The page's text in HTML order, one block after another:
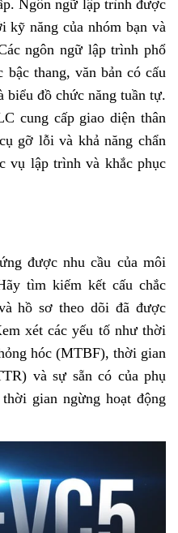
Ngôn ngữ lập trình được
kỹ năng của nhóm bạn và
ngôn ngữ lập trình phổ
bậc thang, văn bản có cấu
biểu đồ chức năng tuần tự.
cung cấp giao diện thân
gỡ lỗi và khả năng chẩn
vụ lập trình và khắc phục
được nhu cầu của môi
tìm kiếm kết cấu chắc
hồ sơ theo dõi đã được
xét các yếu tố như thời
hóc (MTBF), thời gian
và sự sẵn có của phụ
gian ngừng hoạt động